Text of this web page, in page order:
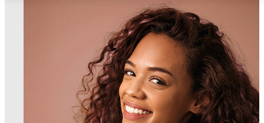
Publicado em: 01/07/2026